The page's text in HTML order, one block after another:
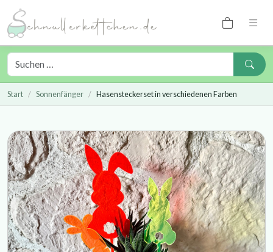
Start Sonnenfänger Hasensteckerset in verschiedenen Farben